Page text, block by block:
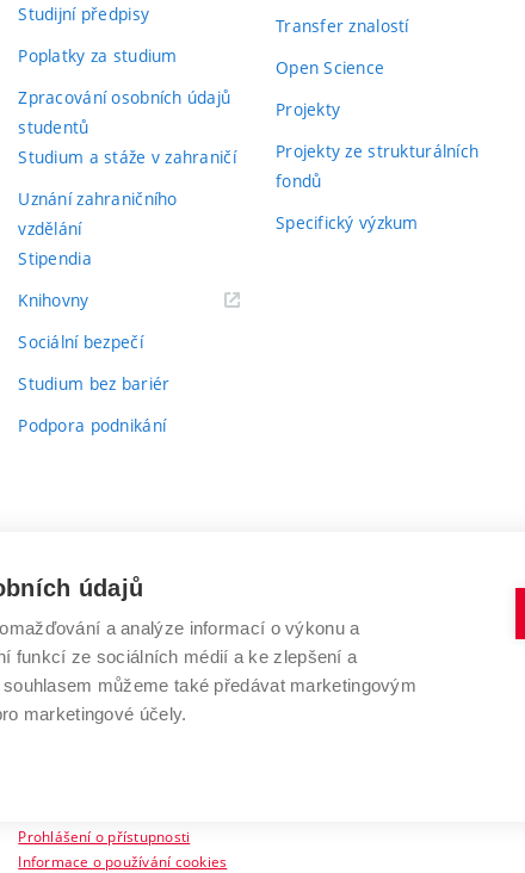
Studijní předpisy
Poplatky za studium
Zpracování osobních údajů
studentů
Studium a stáže v zahraničí
Uznání zahraničního
vzdělání
Stipendia
Knihovny(externí
Sociální bezpečí
Studium bez bariér
Podpora podnikání
Transfer znalostí
Open Science
Projekty
Projekty ze strukturálních
fondů
Specifický výzkum
VYSOKÉ UČENÍ TECHNICKÉ V BRNĚ
Antonínská 548/1
602 00 Brno
www.vut.cz
Prohlášení o přístupnosti
Informace o používání cookies
údajů
a analýze informací o výkonu a
funkcí ze sociálních médií a ke zlepšení a
můžeme také předávat marketingovým
marketingové účely.